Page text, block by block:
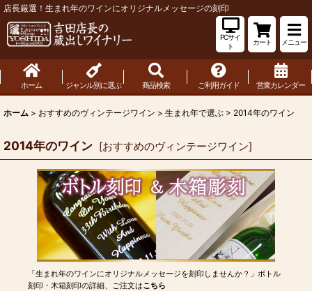
店長厳選！生まれ年のワインにオリジナルメッセージの刻印
PCサイ
ト
カート メニュー
ホーム ジャンル別に選ぶ 商品検索 ご利用ガイド 営業カレンダー
ホーム > おすすめのヴィンテージワイン > 生まれ年で選ぶ > 2014年のワイン
2014年のワイン [おすすめのヴィンテージワイン]
「生まれ年のワインにオリジナルメッセージを刻印しませんか？」ボトル
刻印・木箱刻印の詳細、ご注文はこちら